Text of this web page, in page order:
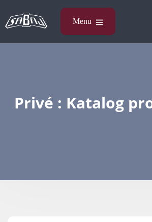
Privé : Katalog